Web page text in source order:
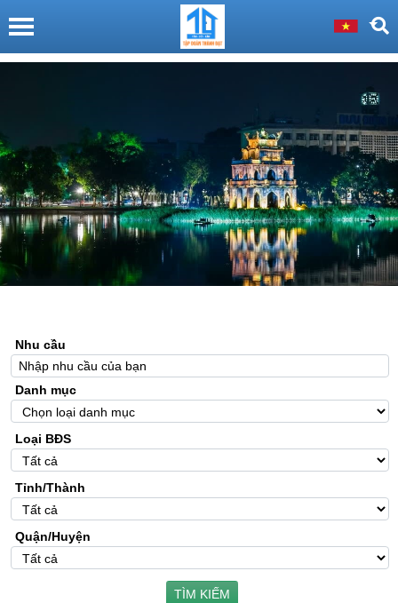
Nhu cầu
Danh mục
Loại BĐS
Tỉnh/Thành
Quận/Huyện
TÌM KIẾM